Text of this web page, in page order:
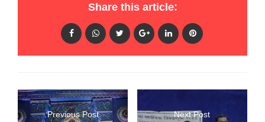
Share this article:
Previous Post Next Post